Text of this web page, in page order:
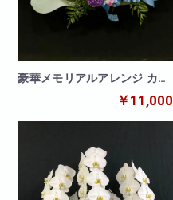
豪華メモリアルアレンジ カラ
￥11,000